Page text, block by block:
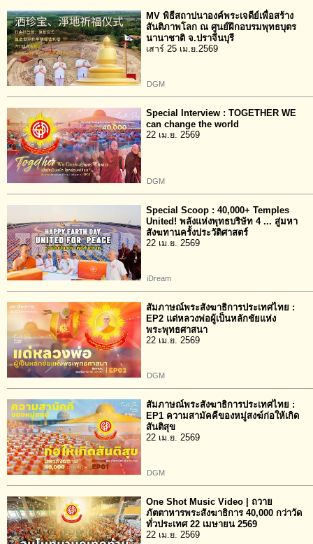
MV พิธีสถาปนาองค์พระเจดีย์เพื่อสร้าง
สันติภาพโลก ณ ศูนย์ฝึกอบรมพุทธบุตร
นานาชาติ จ.ปราจีนบุรี
เสาร์ 25 เม.ย.2569
DGM
Special Interview : TOGETHER WE
can change the world
22 เม.ย. 2569
DGM
Special Scoop : 40,000+ Temples
United! พลังแห่งพุทธบริษัท 4 ... สู่มหา
สังฆทานครั้งประวัติศาสตร์
22 เม.ย. 2569
iDream
สัมภาษณ์พระสังฆาธิการประเทศไทย :
EP2 แด่หลวงพ่อผู้เป็นหลักชัยแห่ง
พระพุทธศาสนา
22 เม.ย. 2569
DGM
สัมภาษณ์พระสังฆาธิการประเทศไทย :
EP1 ความสามัคคีของหมู่สงฆ์ก่อให้เกิด
สันติสุข
22 เม.ย. 2569
DGM
One Shot Music Video | ถวาย
ภัตตาหารพระสังฆาธิการ 40,000 กว่าวัด
ทั่วประเทศ 22 เมษายน 2569
22 เม.ย. 2569